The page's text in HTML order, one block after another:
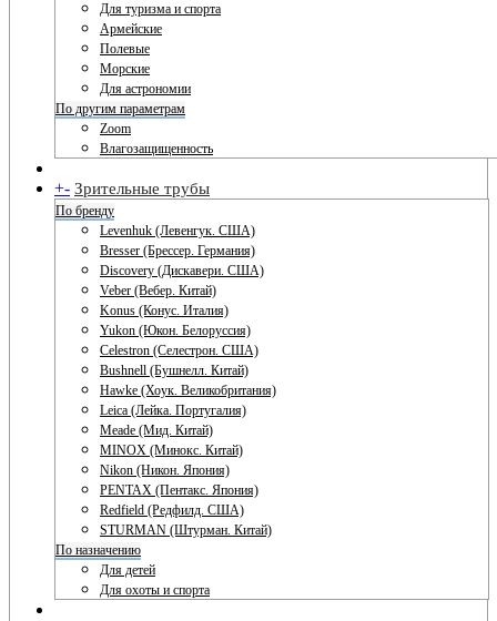
Для туризма и спорта
Армейские
Полевые
Морские
Для астрономии
По другим параметрам
Zoom
Влагозащищенность
+- Зрительные трубы
По бренду
Levenhuk (Левенгук. США)
Bresser (Брессер. Германия)
Discovery (Дискавери. США)
Veber (Вебер. Китай)
Konus (Конус. Италия)
Yukon (Юкон. Белоруссия)
Celestron (Селестрон. США)
Bushnell (Бушнелл. Китай)
Hawke (Хоук. Великобритания)
Leica (Лейка. Португалия)
Meade (Мид. Китай)
MINOX (Минокс. Китай)
Nikon (Никон. Япония)
PENTAX (Пентакс. Япония)
Redfield (Редфилд. США)
STURMAN (Штурман. Китай)
По назначению
Для детей
Для охоты и спорта